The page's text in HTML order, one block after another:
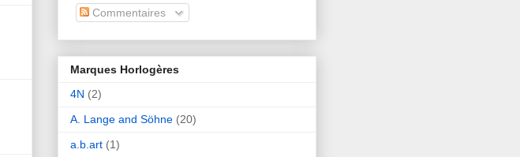
Commentaires
Marques Horlogères
4N (2)
A. Lange and Söhne (20)
a.b.art (1)